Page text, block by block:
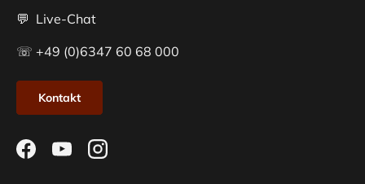
💬 Live-Chat
☏ +49 (0)6347 60 68 000
Kontakt
FacebookYouTubeInstagram